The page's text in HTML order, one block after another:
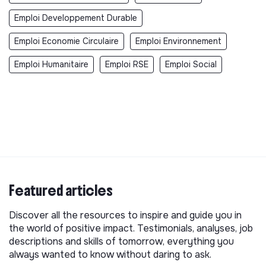
Emploi Developpement Durable
Emploi Economie Circulaire Emploi Environnement
Emploi Humanitaire Emploi RSE Emploi Social
Featured articles
Discover all the resources to inspire and guide you in
the world of positive impact. Testimonials, analyses, job
descriptions and skills of tomorrow, everything you
always wanted to know without daring to ask.